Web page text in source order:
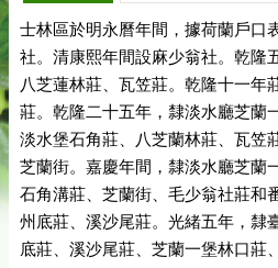
士林區於明永曆年間，據荷蘭戶口
社。清康熙年間設麻少翁社。乾隆
八芝蓮林莊、瓦笠莊。乾隆十一年
莊。乾隆二十五年，隸淡水廳芝蘭
淡水堡石角莊、八芝蘭林莊、瓦笠
芝蘭街。嘉慶年間，隸淡水廳芝蘭
石角溝莊、芝蘭街、毛少翁社莊和
州底莊、溪沙尾莊。光緒五年，隸
底莊、溪沙尾莊、芝蘭一堡林口莊